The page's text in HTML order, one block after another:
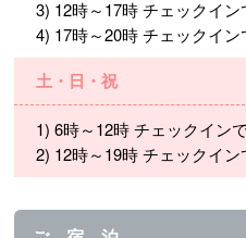
3) 12時～17時 チェックイ
4) 17時～20時 チェックイ
土・日・祝
1) 6時～12時 チェックイン
2) 12時～19時 チェックイ